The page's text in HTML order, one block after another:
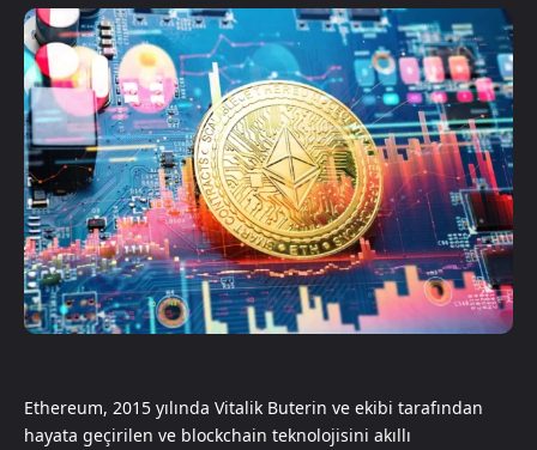
Ethereum, 2015 yılında Vitalik Buterin ve ekibi tarafından
hayata geçirilen ve blockchain teknolojisini akıllı